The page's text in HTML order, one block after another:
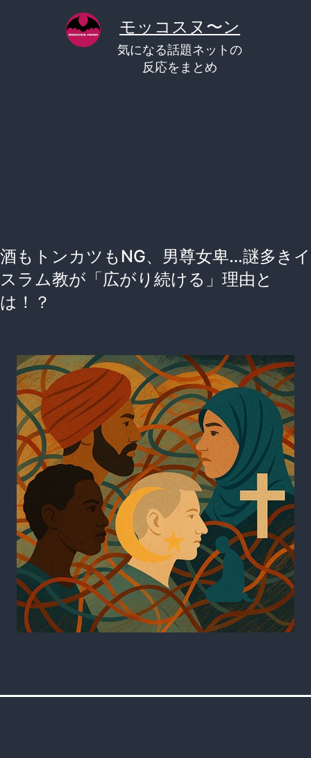
モッコスヌ〜ン
気になる話題ネットの
反応をまとめ
酒もトンカツもNG、男尊女卑…謎多きイ
スラム教が「広がり続ける」理由と
は！？